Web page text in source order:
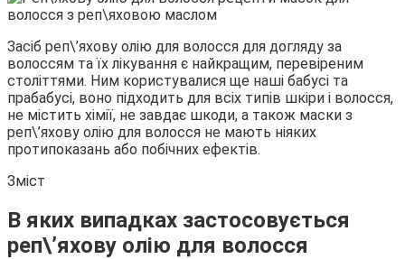
Засіб реп\’яхову олію для волосся для догляду за
волоссям та їх лікування є найкращим, перевіреним
століттями. Ним користувалися ще наші бабусі та
прабабусі, воно підходить для всіх типів шкіри і волосся,
не містить хімії, не завдає шкоди, а також маски з
реп\’яхову олію для волосся не мають ніяких
протипоказань або побічних ефектів.
Зміст
В яких випадках застосовується
реп\’яхову олію для волосся